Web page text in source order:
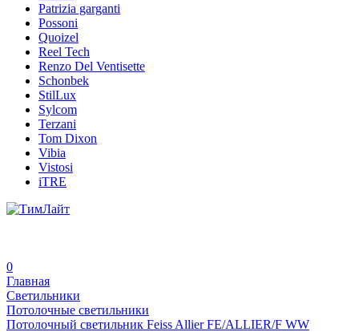
Patrizia garganti
Possoni
Quoizel
Reel Tech
Renzo Del Ventisette
Schonbek
StilLux
Sylcom
Terzani
Tom Dixon
Vibia
Vistosi
iTRE
0
Главная
Светильники
Потолочные светильники
Потолочный светильник Feiss Allier FE/ALLIER/F WW